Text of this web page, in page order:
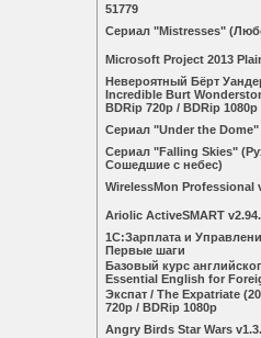
51779
Сериал "Mistresses"
Microsoft Project 2013
Невероятный Бёрт
Incredible Burt
BDRip 720p / BDRip 1080p
Сериал "Under the
Сериал "Falling Skies"
Сошедшие с небес)
WirelessMon Professional
Ariolic ActiveSMART
1С:Зарплата и
Первые шаги
Базовый курс
Essential English for
Экспат / The Expatriate
720p / BDRip 1080p
Angry Birds Star Wars